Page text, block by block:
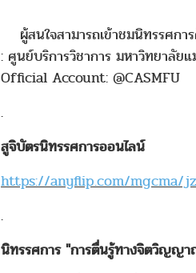
ผู้สนใจสามารถเข้าชมนิทรรศการ
: ศูนย์บริการวิชาการ มหาวิทยาลั
Official Account: @CASMFU
.
สูจิบัตรนิทรรศการออนไลน์
https://anyflip.com/mgcma/
.
นิทรรศการ "การตื่นรู้ทางจิตวิญญ